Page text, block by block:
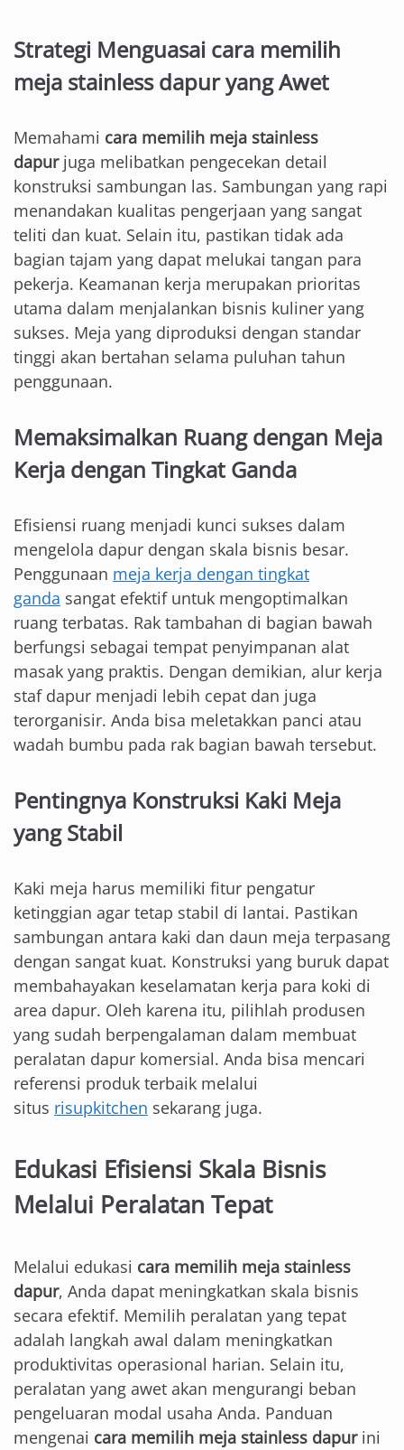
Strategi Menguasai cara memilih
meja stainless dapuryang Awet
Memahami cara memilih meja stainless
dapurjuga melibatkan pengecekan detail
konstruksi sambungan las. Sambungan yang rapi
menandakan kualitas pengerjaan yang sangat
teliti dan kuat. Selain itu, pastikan tidak ada
bagian tajam yang dapat melukai tangan para
pekerja. Keamanan kerja merupakan prioritas
utama dalam menjalankan bisnis kuliner yang
sukses. Meja yang diproduksi dengan standar
tinggi akan bertahan selama puluhan tahun
penggunaan.
Memaksimalkan Ruang dengan Meja
Kerja dengan Tingkat Ganda
Efisiensi ruang menjadi kunci sukses dalam
mengelola dapur dengan skala bisnis besar.
Penggunaan meja kerja dengan tingkat
ganda sangat efektif untuk mengoptimalkan
ruang terbatas. Rak tambahan di bagian bawah
berfungsi sebagai tempat penyimpanan alat
masak yang praktis. Dengan demikian, alur kerja
staf dapur menjadi lebih cepat dan juga
terorganisir. Anda bisa meletakkan panci atau
wadah bumbu pada rak bagian bawah tersebut.
Pentingnya Konstruksi Kaki Meja
yang Stabil
Kaki meja harus memiliki fitur pengatur
ketinggian agar tetap stabil di lantai. Pastikan
sambungan antara kaki dan daun meja terpasang
dengan sangat kuat. Konstruksi yang buruk dapat
membahayakan keselamatan kerja para koki di
area dapur. Oleh karena itu, pilihlah produsen
yang sudah berpengalaman dalam membuat
peralatan dapur komersial. Anda bisa mencari
referensi produk terbaik melalui
situs risupkitchen sekarang juga.
Edukasi Efisiensi Skala Bisnis
Melalui Peralatan Tepat
Melalui edukasi cara memilih meja stainless
dapur, Anda dapat meningkatkan skala bisnis
secara efektif. Memilih peralatan yang tepat
adalah langkah awal dalam meningkatkan
produktivitas operasional harian. Selain itu,
peralatan yang awet akan mengurangi beban
pengeluaran modal usaha Anda. Panduan
mengenai cara memilih meja stainless dapurini